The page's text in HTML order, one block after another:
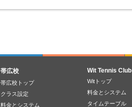
帯広校
帯広校トップ
クラス設定
料金とシステム
Wit Tennis Club
Witトップ
料金とシステム
タイムテーブル